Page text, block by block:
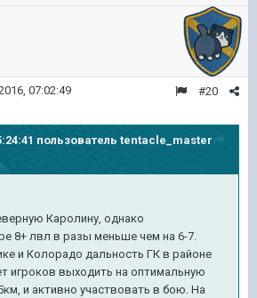
#20
07:02:49
пользователь tentacle_master
Каролину, однако
8+ лвл в разы меньше чем на 6-7.
и Колорадо дальность ГК в районе
игроков выходить на оптимальную
и активно участвовать в бою. На